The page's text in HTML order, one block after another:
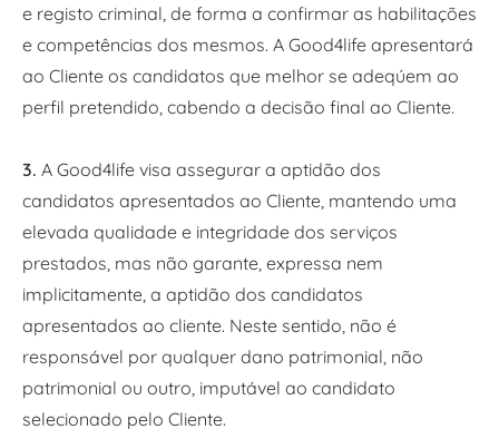
e registo criminal, de forma a confirmar as habilitações
e competências dos mesmos. A Good4life apresentará
ao Cliente os candidatos que melhor se adeqúem ao
perfil pretendido, cabendo a decisão final ao Cliente.
3. A Good4life visa assegurar a aptidão dos
candidatos apresentados ao Cliente, mantendo uma
elevada qualidade e integridade dos serviços
prestados, mas não garante, expressa nem
implicitamente, a aptidão dos candidatos
apresentados ao cliente. Neste sentido, não é
responsável por qualquer dano patrimonial, não
patrimonial ou outro, imputável ao candidato
selecionado pelo Cliente.